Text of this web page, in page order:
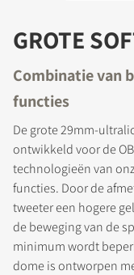
GROTE
Combinatie van
functies
De grote 29mm-
ontwikkeld voor de
technologieën van
functies. Door de
tweeter een hogere
de beweging van de
minimum wordt
dome is ontworpen